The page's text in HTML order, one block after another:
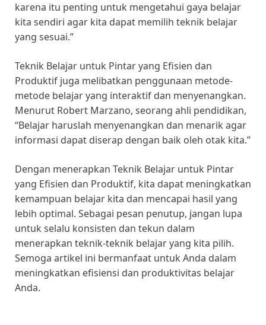
karena itu penting untuk mengetahui gaya belajar
kita sendiri agar kita dapat memilih teknik belajar
yang sesuai.”
Teknik Belajar untuk Pintar yang Efisien dan
Produktif juga melibatkan penggunaan metode-
metode belajar yang interaktif dan menyenangkan.
Menurut Robert Marzano, seorang ahli pendidikan,
“Belajar haruslah menyenangkan dan menarik agar
informasi dapat diserap dengan baik oleh otak kita.”
Dengan menerapkan Teknik Belajar untuk Pintar
yang Efisien dan Produktif, kita dapat meningkatkan
kemampuan belajar kita dan mencapai hasil yang
lebih optimal. Sebagai pesan penutup, jangan lupa
untuk selalu konsisten dan tekun dalam
menerapkan teknik-teknik belajar yang kita pilih.
Semoga artikel ini bermanfaat untuk Anda dalam
meningkatkan efisiensi dan produktivitas belajar
Anda.